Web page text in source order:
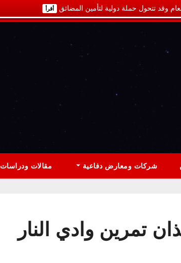
وقد تتحول حملة دولية لتأمين المضائق أقرأ
شركات ومعارض دفاعية مقالات ودراسات
تمرين وادي النار